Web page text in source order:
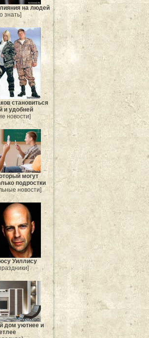
на людей
знать]
становиться
и удобней
новости]
могут
подростки
новости]
Уиллису
дом уютнее и